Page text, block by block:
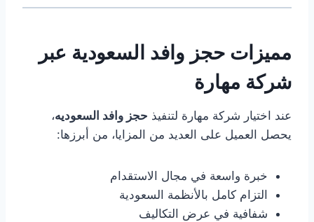
مميزات حجز وافد السعودية عبر
شركة مهارة
عند اختيار شركة مهارة لتنفيذ حجز وافد السعوديه،
يحصل العميل على العديد من المزايا، من أبرزها:
خبرة واسعة في مجال الاستقدام
التزام كامل بالأنظمة السعودية
شفافية في عرض التكاليف